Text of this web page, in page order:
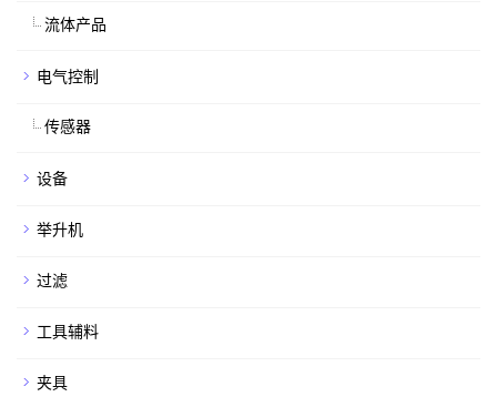
流体产品
电气控制
传感器
设备
举升机
过滤
工具辅料
夹具